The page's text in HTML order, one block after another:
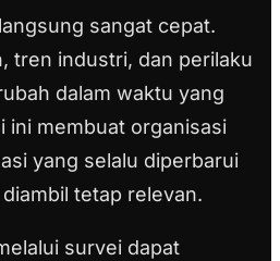
sangat cepat.
tren industri, dan perilaku
dalam waktu yang
ini membuat organisasi
yang selalu diperbarui
tetap relevan.
survei dapat